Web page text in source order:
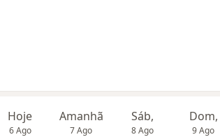
Hoje
6 Ago
Amanhã
7 Ago
Sáb,
8 Ago
Dom,
9 Ago